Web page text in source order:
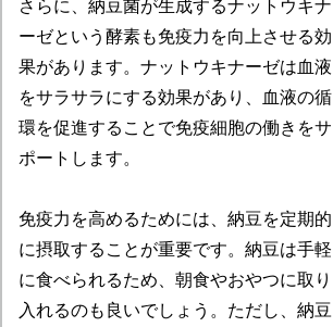
さらに、納豆菌が生成するナットウキナ
ーゼという酵素も免疫力を向上させる効
果があります。ナットウキナーゼは血液
をサラサラにする効果があり、血液の循
環を促進することで免疫細胞の働きをサ
ポートします。
免疫力を高めるためには、納豆を定期的
に摂取することが重要です。納豆は手軽
に食べられるため、朝食やおやつに取り
入れるのも良いでしょう。ただし、納豆